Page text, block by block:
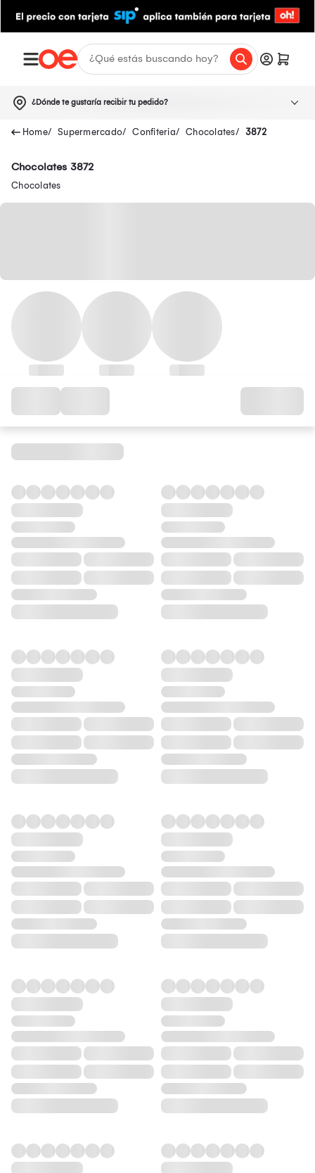
¿Dónde te gustaría recibir tu pedido?
Supermercado Confiteria Chocolates 3872
Chocolates 3872
Chocolates